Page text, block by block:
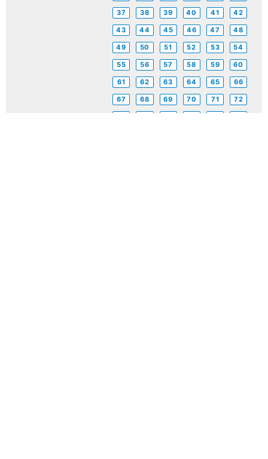
37 38 39 40 41 42
43 44 45 46 47 48
49 50 51 52 53 54
55 56 57 58 59 60
61 62 63 64 65 66
67 68 69 70 71 72